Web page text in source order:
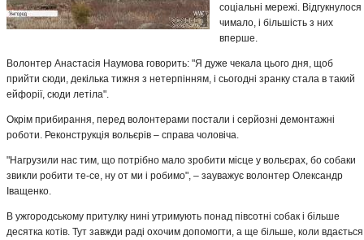
соціальні мережі. Відгукнулося
чимало, і більшість з них
вперше.
Волонтер Анастасія Наумова говорить: "Я дуже чекала цього дня, щоб
прийти сюди, декілька тижня з нетерпінням, і сьогодні зранку стала в такий
ейфорії, сюди летіла".
Окрім прибирання, перед волонтерами постали і серйозні демонтажні
роботи. Реконструкція вольєрів – справа чоловіча.
"Нагрузили нас тим, що потрібно мало зробити місце у вольєрах, бо собаки
звикли робити те-се, ну от ми і робимо", – зауважує волонтер Олександр
Іващенко.
В ужгородському притулку нині утримують понад півсотні собак і більше
десятка котів. Тут завжди раді охочим допомогти, а ще більше, коли вдається